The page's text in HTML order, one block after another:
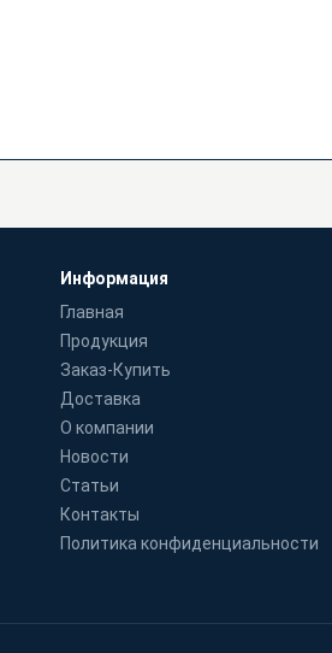
Информация
Главная
Продукция
Заказ-Купить
Доставка
О компании
Новости
Статьи
Контакты
Политика конфиденциальности